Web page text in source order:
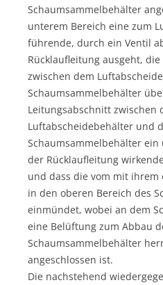
Schaumsammelbehälter
unterem Bereich eine zum
führende, durch ein Ventil
Rücklaufleitung ausgeht,
zwischen dem
Schaumsammelbehälter
Leitungsabschnitt zwischen
Luftabscheidebehälter und
Schaumsammelbehälter
der Rücklaufleitung
und dass die vom mit
in den oberen Bereich des
einmündet, wobei an dem
eine Belüftung zum Abbau
Schaumsammelbehälter
angeschlossen ist.
Die nachstehend